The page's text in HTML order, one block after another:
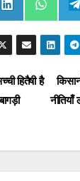
Share
on
L
i
n
e
I
n
Share
on
W
h
t
s
नीतियाँ
हितैषी है